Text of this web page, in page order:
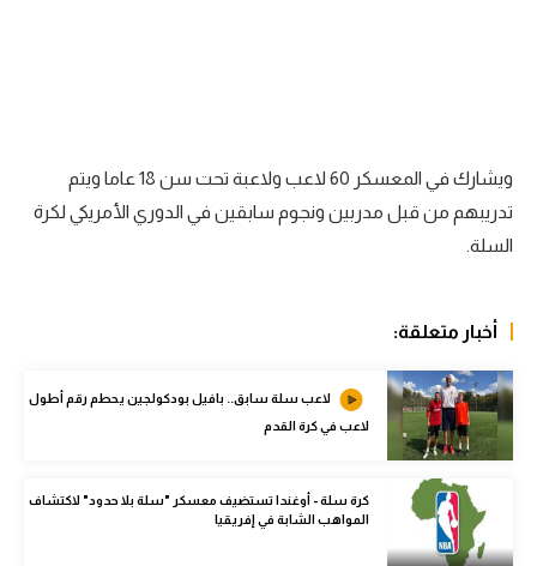
كرة يد
كرة طائرة
في المونديال
رياضة نسائية
آسيا
أمريكا
ركن الألعاب
ويشارك في المعسكر 60 لاعب ولاعبة تحت سن 18 عاما ويتم
تدريبهم من قبل مدربين ونجوم سابقين في الدوري الأمريكي لكرة
السلة.
أخبار متعلقة:
لاعب سلة سابق.. بافيل بودكولجين يحطم رقم أطول
لاعب في كرة القدم
كرة سلة - أوغندا تستضيف معسكر "سلة بلا حدود" لاكتشاف
المواهب الشابة في إفريقيا